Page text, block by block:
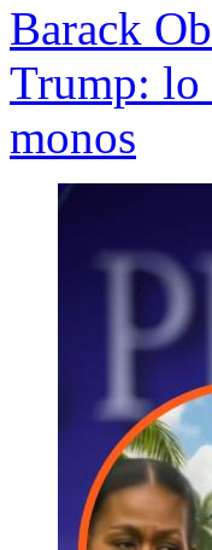
Barack
Trump: lo
monos